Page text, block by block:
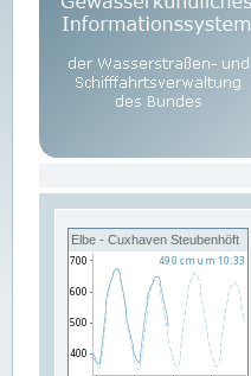
Elbe - Cuxhaven Steubenhöft